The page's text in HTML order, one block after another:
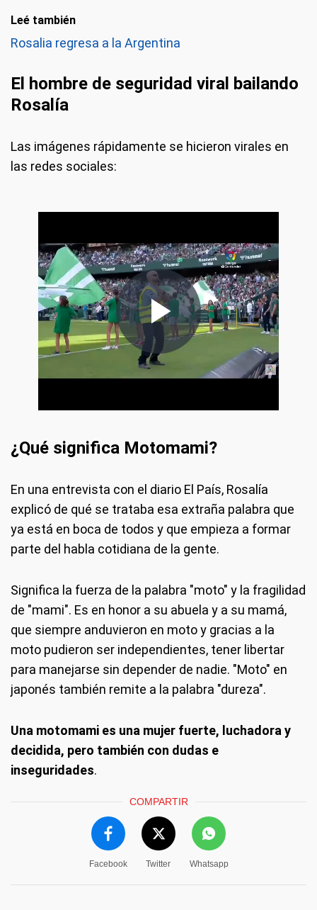
Leé también
Rosalia regresa a la Argentina
El hombre de seguridad viral bailando
Rosalía
Las imágenes rápidamente se hicieron virales en
las redes sociales:
¿Qué significa Motomami?
En una entrevista con el diario El País, Rosalía
explicó de qué se trataba esa extraña palabra que
ya está en boca de todos y que empieza a formar
parte del habla cotidiana de la gente.
Significa la fuerza de la palabra "moto" y la fragilidad
de "mami". Es en honor a su abuela y a su mamá,
que siempre anduvieron en moto y gracias a la
moto pudieron ser independientes, tener libertar
para manejarse sin depender de nadie. "Moto" en
japonés también remite a la palabra "dureza".
Una motomami es una mujer fuerte, luchadora y
decidida, pero también con dudas e
inseguridades.
COMPARTIR
Facebook Twitter Whatsapp